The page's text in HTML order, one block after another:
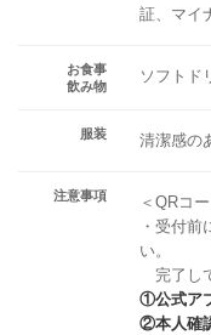
証、マイ
お食事
飲み物
ソフトド
服装 清潔感の
注意事項
＜QRコ
・受付
い。
完了し
①公式ア
②本人確